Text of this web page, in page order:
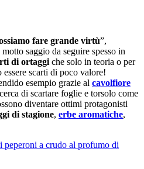
fare grande virtù”,
saggio da seguire spesso in
di ortaggi che solo in teoria o per
scarti di poco valore!
esempio grazie al cavolfiore
di scartare foglie e torsolo come
diventare ottimi protagonisti
di stagione, erbe aromatiche,
peperoni a crudo al profumo di